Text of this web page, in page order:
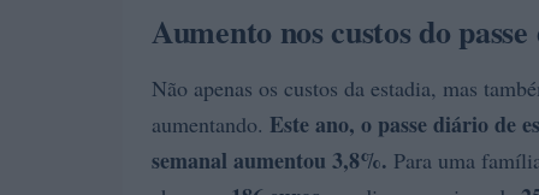
Aumento nos custos do passe
Não apenas os custos da estadia, mas
aumentando. Este ano, o passe diário de
semanal aumentou 3,8%. Para uma